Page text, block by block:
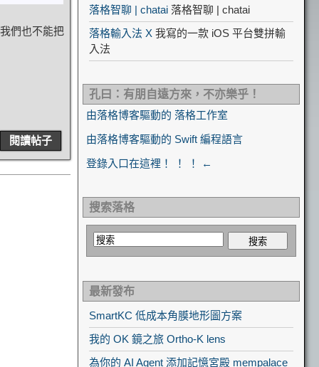
們也不能把
閱讀帖子
落格智聊 | chatai 落格智聊 | chatai
落格輸入法 X 我寫的一款 iOS 平台雙拼輸
入法
孔曰：有朋自遠方來，不亦樂乎！
由落格博客驅動的 落格工作室
由落格博客驅動的 Swift 編程語言
登錄入口在這裡！ ！ ！ ←
搜索落格
最新發布
SmartKC 低成本角膜地形圖方案
我的 OK 鏡之旅 Ortho-K lens
為你的 AI Agent 添加記憶宮殿 mempalace